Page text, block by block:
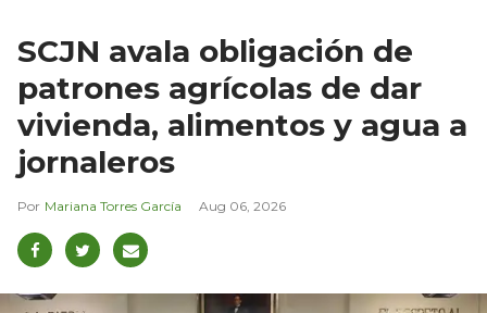
SCJN avala obligación de
patrones agrícolas de dar
vivienda, alimentos y agua a
jornaleros
Mariana Torres García Aug 06, 2026